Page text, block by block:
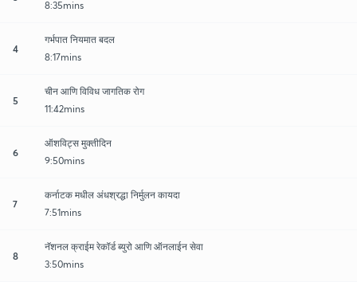
8:35mins
4
गर्भपात नियमात बदल
8:17mins
5
चीन आणि विविध जागतिक रोग
11:42mins
6
ऑशविट्स मुक्तीदिन
9:50mins
7
कर्नाटक मधील अंधश्रद्धा निर्मुलन कायदा
7:51mins
8
नॅशनल क्राईम रेकॉर्ड ब्युरो आणि ऑनलाईन सेवा
3:50mins